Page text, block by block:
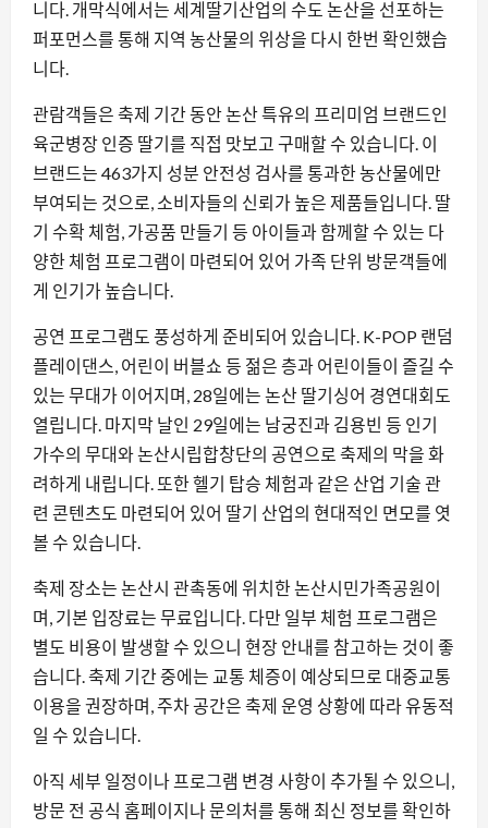
니다. 개막식에서는 세계딸기산업의 수도 논산을 선포하는
퍼포먼스를 통해 지역 농산물의 위상을 다시 한번 확인했습
니다.
관람객들은 축제 기간 동안 논산 특유의 프리미엄 브랜드인
육군병장 인증 딸기를 직접 맛보고 구매할 수 있습니다. 이
브랜드는 463가지 성분 안전성 검사를 통과한 농산물에만
부여되는 것으로, 소비자들의 신뢰가 높은 제품들입니다. 딸
기 수확 체험, 가공품 만들기 등 아이들과 함께할 수 있는 다
양한 체험 프로그램이 마련되어 있어 가족 단위 방문객들에
게 인기가 높습니다.
공연 프로그램도 풍성하게 준비되어 있습니다. K-POP 랜덤
플레이댄스, 어린이 버블쇼 등 젊은 층과 어린이들이 즐길 수
있는 무대가 이어지며, 28일에는 논산 딸기싱어 경연대회도
열립니다. 마지막 날인 29일에는 남궁진과 김용빈 등 인기
가수의 무대와 논산시립합창단의 공연으로 축제의 막을 화
려하게 내립니다. 또한 헬기 탑승 체험과 같은 산업 기술 관
련 콘텐츠도 마련되어 있어 딸기 산업의 현대적인 면모를 엿
볼 수 있습니다.
축제 장소는 논산시 관촉동에 위치한 논산시민가족공원이
며, 기본 입장료는 무료입니다. 다만 일부 체험 프로그램은
별도 비용이 발생할 수 있으니 현장 안내를 참고하는 것이 좋
습니다. 축제 기간 중에는 교통 체증이 예상되므로 대중교통
이용을 권장하며, 주차 공간은 축제 운영 상황에 따라 유동적
일 수 있습니다.
아직 세부 일정이나 프로그램 변경 사항이 추가될 수 있으니,
방문 전 공식 홈페이지나 문의처를 통해 최신 정보를 확인하